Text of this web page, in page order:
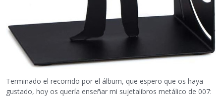
Terminado el recorrido por el álbum, que espero que os haya
gustado, hoy os quería enseñar mi sujetalibros metálico de 007: